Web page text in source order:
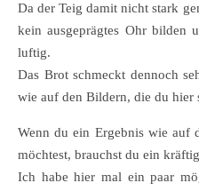
Da der Teig damit nicht stark
kein ausgeprägtes Ohr bilden
luftig.
Das Brot schmeckt dennoch
wie auf den Bildern, die du hier
Wenn du ein Ergebnis wie auf
möchtest, brauchst du ein
Ich habe hier mal ein paar